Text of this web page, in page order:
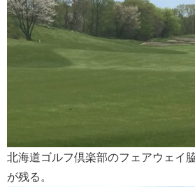
北海道ゴルフ倶楽部のフェアウェイ
が残る。